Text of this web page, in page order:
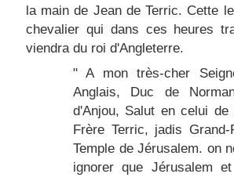
la main de Jean de Terric. Cette
chevalier qui dans ces heures
viendra du roi d'Angleterre.
" A mon très-cher
Anglais, Duc de
d'Anjou, Salut en celui
Frère Terric, jadis
Temple de Jérusalem. on
ignorer que Jérusalem